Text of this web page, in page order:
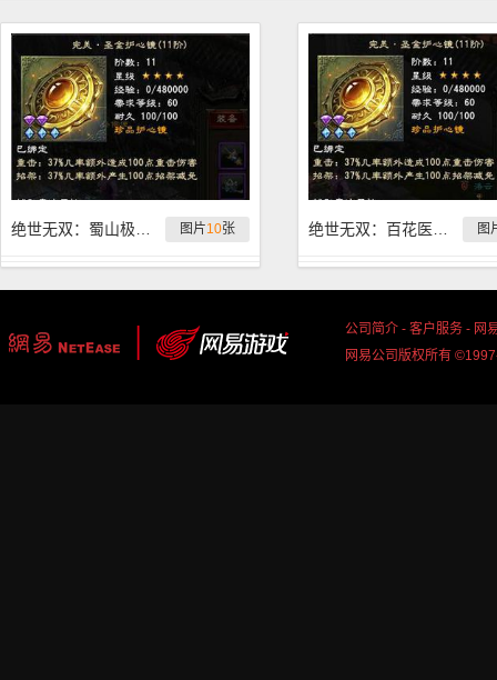
图片10张 图
公司简介 - 客户服务 - 网
网易公司版权所有